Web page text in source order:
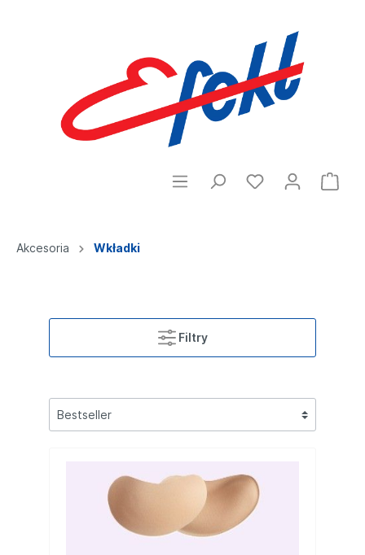
Akcesoria Wkładki
Filtry